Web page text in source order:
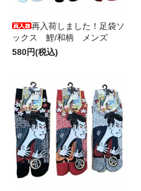
再入荷しました！足袋ソ
ックス 鯉/和柄 メンズ
580円(税込)